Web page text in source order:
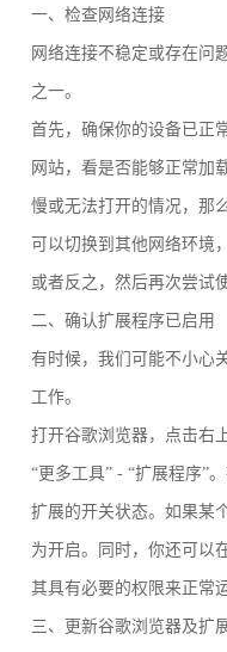
一、检查网络连接
网络连接不稳定或存在问
之一。
首先，确保你的设备已正
网站，看是否能够正常加
慢或无法打开的情况，那
可以切换到其他网络环境
或者反之，然后再次尝试
二、确认扩展程序已启用
有时候，我们可能不小心
工作。
打开谷歌浏览器，点击右
“更多工具” - “扩展程序”
扩展的开关状态。如果某
为开启。同时，你还可以
其具有必要的权限来正常
三、更新谷歌浏览器及扩